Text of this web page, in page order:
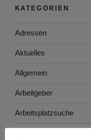
KATEGORIEN
Adressen
Aktuelles
Allgemein
Arbeitgeber
Arbeitsplatzsuche